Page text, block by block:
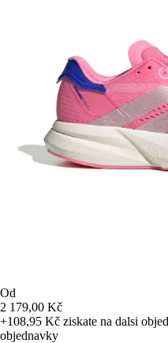
Od
2 179,00 Kč
+108,95 Kč ziskate na dalsi
objednavky